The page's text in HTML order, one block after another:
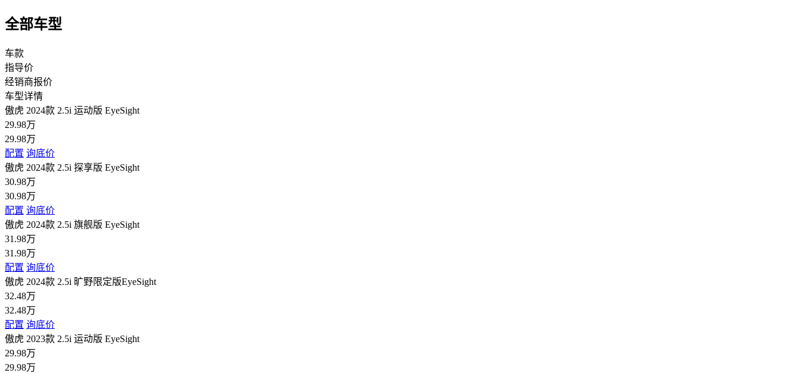
全部车型
车款
指导价
经销商报价
车型详情
傲虎 2024款 2.5i 运动版 EyeSight
29.98万
29.98万
配置 询底价
傲虎 2024款 2.5i 探享版 EyeSight
30.98万
30.98万
配置 询底价
傲虎 2024款 2.5i 旗舰版 EyeSight
31.98万
31.98万
配置 询底价
傲虎 2024款 2.5i 旷野限定版EyeSight
32.48万
32.48万
配置 询底价
傲虎 2023款 2.5i 运动版 EyeSight
29.98万
29.98万